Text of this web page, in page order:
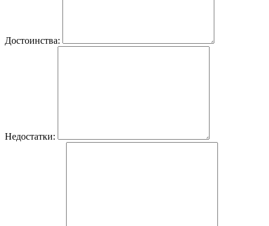
Достоинства:
Недостатки: